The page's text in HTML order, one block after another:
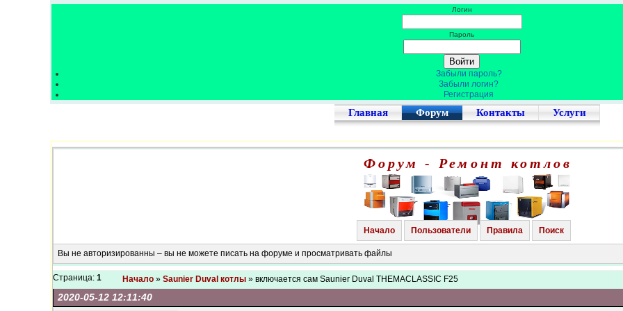
Логин
Пароль
Забыли пароль?
Забыли логин?
Регистрация
Главная Форум Контакты Услуги
Форум - Ремонт котлов
Начало Пользователи Правила Поиск
Вы не авторизированны – вы не можете писать на форуме и просматривать файлы
Страница: 1 Начало » Saunier Duval котлы » включается сам Saunier Duval THEMACLASSIC F25
2020-05-12 12:11:40